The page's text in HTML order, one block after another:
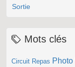
Sortie
Mots clés
Circuit Repas Photo